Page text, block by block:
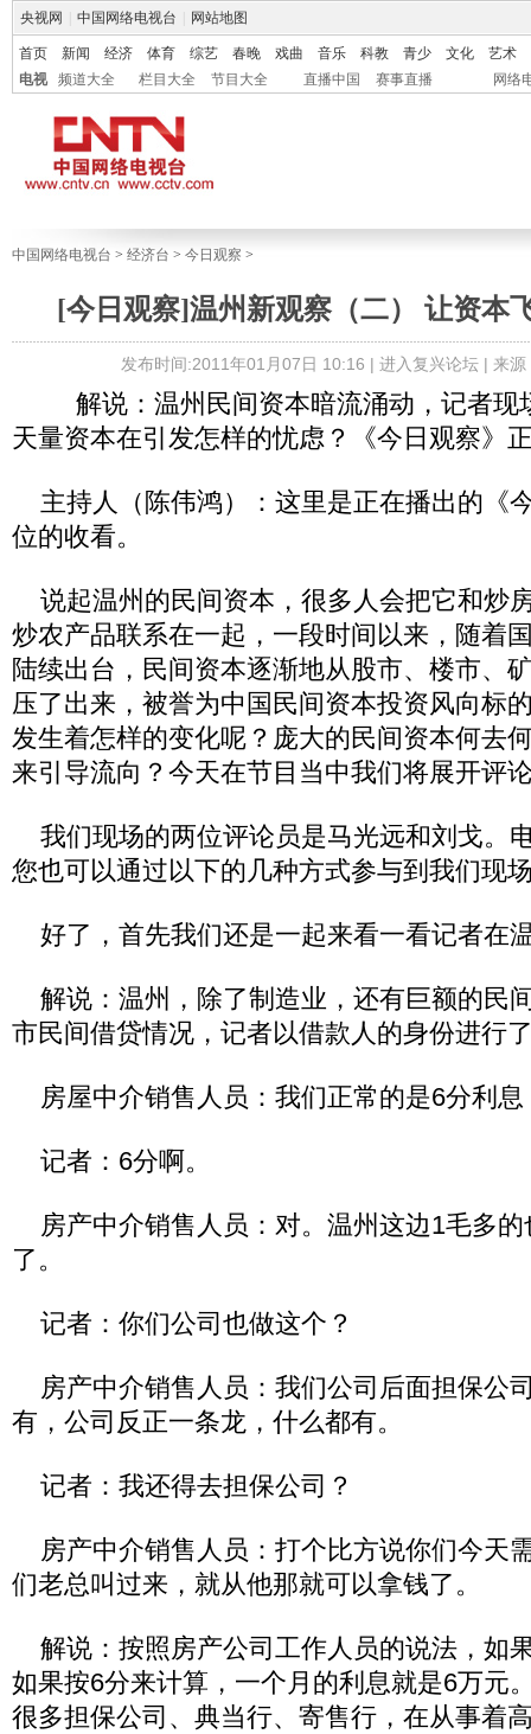
央视网 中国网络电视台 网站地图
首页 新闻 经济 体育 综艺 春晚 戏曲 音乐 科教 青少 文化
艺术
电视
频道大全 栏目大全 节目大全 直播中国 赛事直播 网络
中国网络电视台 > 经济台 > 今日观察 >
[今日观察]温州新观察（二） 让资本
发布时间:2011年01月07日 10:16 | 进入复兴论坛| 来源
解说：温州民间资本暗流涌动，记者现
天量资本在引发怎样的忧虑？《今日观察》
主持人（陈伟鸿）：这里是正在播出的《
位的收看。
说起温州的民间资本，很多人会把它和炒
炒农产品联系在一起，一段时间以来，随着
陆续出台，民间资本逐渐地从股市、楼市、
压了出来，被誉为中国民间资本投资风向标
发生着怎样的变化呢？庞大的民间资本何去
来引导流向？今天在节目当中我们将展开评
我们现场的两位评论员是马光远和刘戈。
您也可以通过以下的几种方式参与到我们现
好了，首先我们还是一起来看一看记者在
解说：温州，除了制造业，还有巨额的民
市民间借贷情况，记者以借款人的身份进行
房屋中介销售人员：我们正常的是6分利息
记者：6分啊。
房产中介销售人员：对。温州这边1毛多的
了。
记者：你们公司也做这个？
房产中介销售人员：我们公司后面担保公
有，公司反正一条龙，什么都有。
记者：我还得去担保公司？
房产中介销售人员：打个比方说你们今天
们老总叫过来，就从他那就可以拿钱了。
解说：按照房产公司工作人员的说法，如
如果按6分来计算，一个月的利息就是6万元
很多担保公司、典当行、寄售行，在从事着